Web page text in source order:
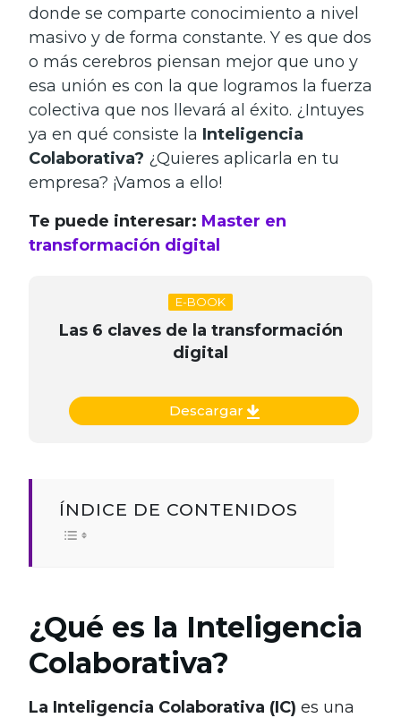
donde se comparte conocimiento a nivel
masivo y de forma constante. Y es que dos
o más cerebros piensan mejor que uno y
esa unión es con la que logramos la fuerza
colectiva que nos llevará al éxito. ¿Intuyes
ya en qué consiste la Inteligencia
Colaborativa? ¿Quieres aplicarla en tu
empresa? ¡Vamos a ello!
Te puede interesar: Master en
transformación digital
E-BOOK
Las 6 claves de la transformación
digital
Descargar
ÍNDICE DE CONTENIDOS
¿Qué es la Inteligencia
Colaborativa?
La Inteligencia Colaborativa (IC) es una